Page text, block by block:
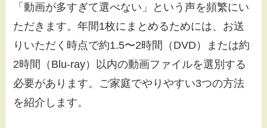
「動画が多すぎて選べない」という声を頻繁にい
ただきます。年間1枚にまとめるためには、お送
りいただく時点で約1.5〜2時間（DVD）または約
2時間（Blu-ray）以内の動画ファイルを選別する
必要があります。ご家庭でやりやすい3つの方法
を紹介します。